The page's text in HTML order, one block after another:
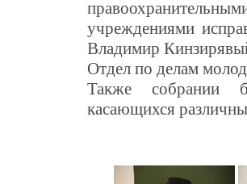
учреждениями
Владимир
Отдел по делам
Также собрании
касающихся